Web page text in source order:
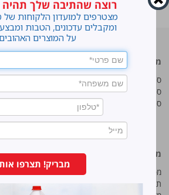
»שמירה על ההיגיינה – חמישה טיפים
סנו מפעלי
טל:
מוצרים מובילים
סנו ז'אוול סופר ג'ל
סנו ז'אוול קצף ניקוי
סנו ז'אוול אבקת ניקוי
לנקות
עושים סדר
טיפים
מידע נוסף
מפת אתר
תנאי שימוש באתר
רוצה שהתיבה שלך תהיה
מצטרפים למועדון הלקוחות של
ומקבלים עדכונים, הטבות
על המוצרים
מבריק! תצרפו